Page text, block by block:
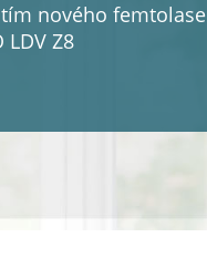
nového
LDV Z8